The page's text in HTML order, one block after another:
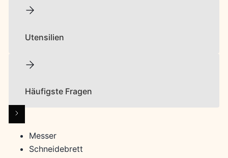
Utensilien
Häufigste Fragen
Messer
Schneidebrett